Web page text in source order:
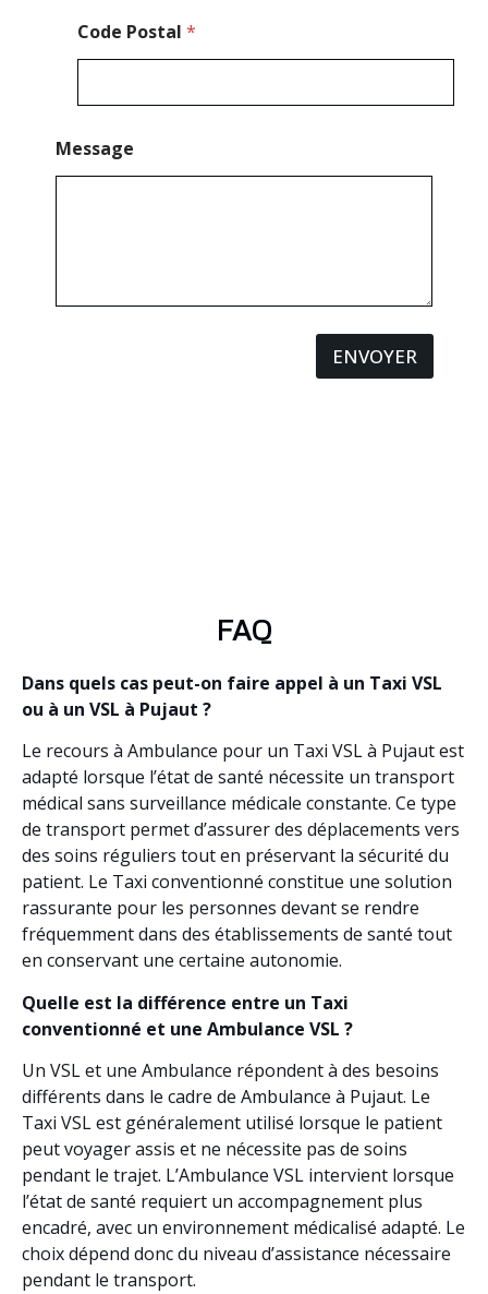
Code Postal *
Message
ENVOYER
FAQ
Dans quels cas peut-on faire appel à un Taxi VSL
ou à un VSL à Pujaut ?
Le recours à Ambulance pour un Taxi VSL à Pujaut est
adapté lorsque l’état de santé nécessite un transport
médical sans surveillance médicale constante. Ce type
de transport permet d’assurer des déplacements vers
des soins réguliers tout en préservant la sécurité du
patient. Le Taxi conventionné constitue une solution
rassurante pour les personnes devant se rendre
fréquemment dans des établissements de santé tout
en conservant une certaine autonomie.
Quelle est la différence entre un Taxi
conventionné et une Ambulance VSL ?
Un VSL et une Ambulance répondent à des besoins
différents dans le cadre de Ambulance à Pujaut. Le
Taxi VSL est généralement utilisé lorsque le patient
peut voyager assis et ne nécessite pas de soins
pendant le trajet. L’Ambulance VSL intervient lorsque
l’état de santé requiert un accompagnement plus
encadré, avec un environnement médicalisé adapté. Le
choix dépend donc du niveau d’assistance nécessaire
pendant le transport.